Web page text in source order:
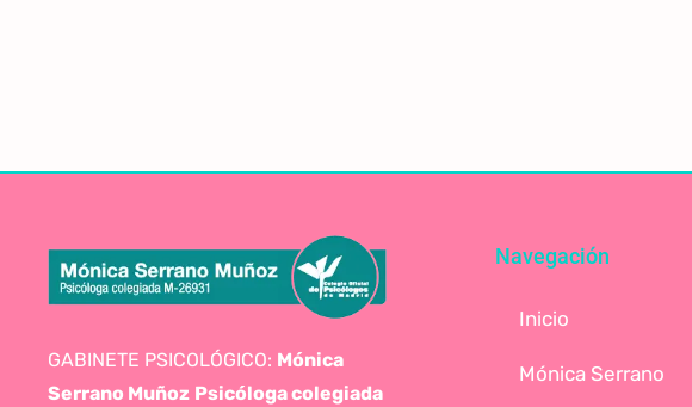
GABINETE PSICOLÓGICO: Mónica
Serrano Muñoz Psicóloga colegiada
Navegación
Inicio
Mónica Serrano